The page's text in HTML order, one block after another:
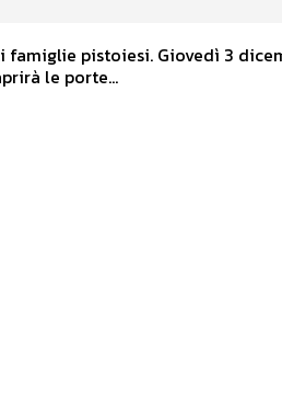
Giovedì 3 dicembre
le porte...